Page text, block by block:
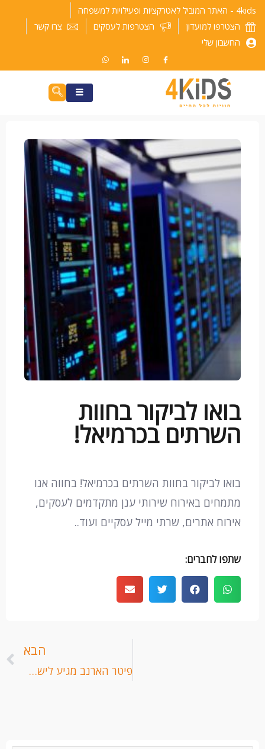
דילוג
לתוכן
4kids - האתר המוביל לאטרקציות ופעילויות למשפחה
הצטרפו למועדון
הצטרפות לעסקים
צרו קשר
החשבון שלי
בואו לביקור בחוות
השרתים בכרמיאל!
בואו לביקור בחוות השרתים בכרמיאל! בחווה אנו
מתמחים באירוח שירותי ענן מתקדמים לעסקים,
אירוח אתרים, שרתי מייל עסקיים ועוד..
שתפו לחברים:
הבא
פיטר הארנב מגיע לישראל! – תיאטרון לילדים